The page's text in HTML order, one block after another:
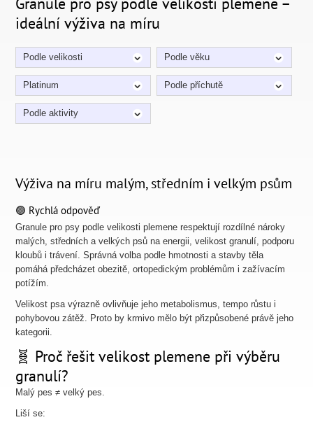
ideální výživa na míru
Podle velikosti Podle věku
Platinum Podle příchutě
Podle aktivity
Výživa na míru malým, středním i velkým psům
🟢 Rychlá odpověď
Granule pro psy podle velikosti plemene respektují rozdílné nároky
malých, středních a velkých psů na energii, velikost granulí, podporu
kloubů i trávení. Správná volba podle hmotnosti a stavby těla
pomáhá předcházet obezitě, ortopedickým problémům i zažívacím
potížím.
Velikost psa výrazně ovlivňuje jeho metabolismus, tempo růstu i
pohybovou zátěž. Proto by krmivo mělo být přizpůsobené právě jeho
kategorii.
🧬 Proč řešit velikost plemene při výběru
granulí?
Malý pes ≠ velký pes.
Liší se: